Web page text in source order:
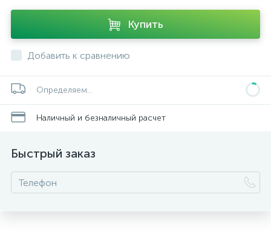
Купить
Добавить к сравнению
Определяем...
Наличный и безналичный расчет
Быстрый заказ